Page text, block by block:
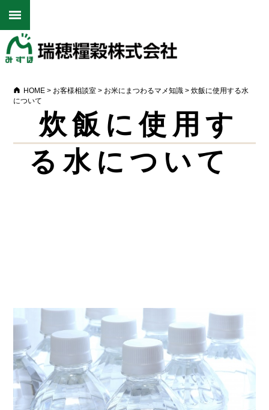
HOME > お客様相談室 > お米にまつわるマメ知識 >炊飯に使用する水
について
炊飯に使用す
る水について